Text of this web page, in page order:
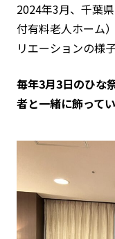
2024年3月、千葉
付有料老人ホーム
リエーションの様
毎年3月3日のひな
者と一緒に飾ってい